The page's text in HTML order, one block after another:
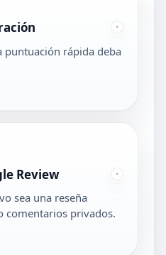
puntuación rápida deba
Review
sea una reseña
comentarios privados.